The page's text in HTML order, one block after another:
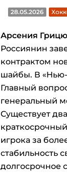
28.05.2026
Арсения
Россиянин
контрактом
шайбы. В «Нью-
Главный
генеральный
Существует
игрока за
стабильность
долгосрочное